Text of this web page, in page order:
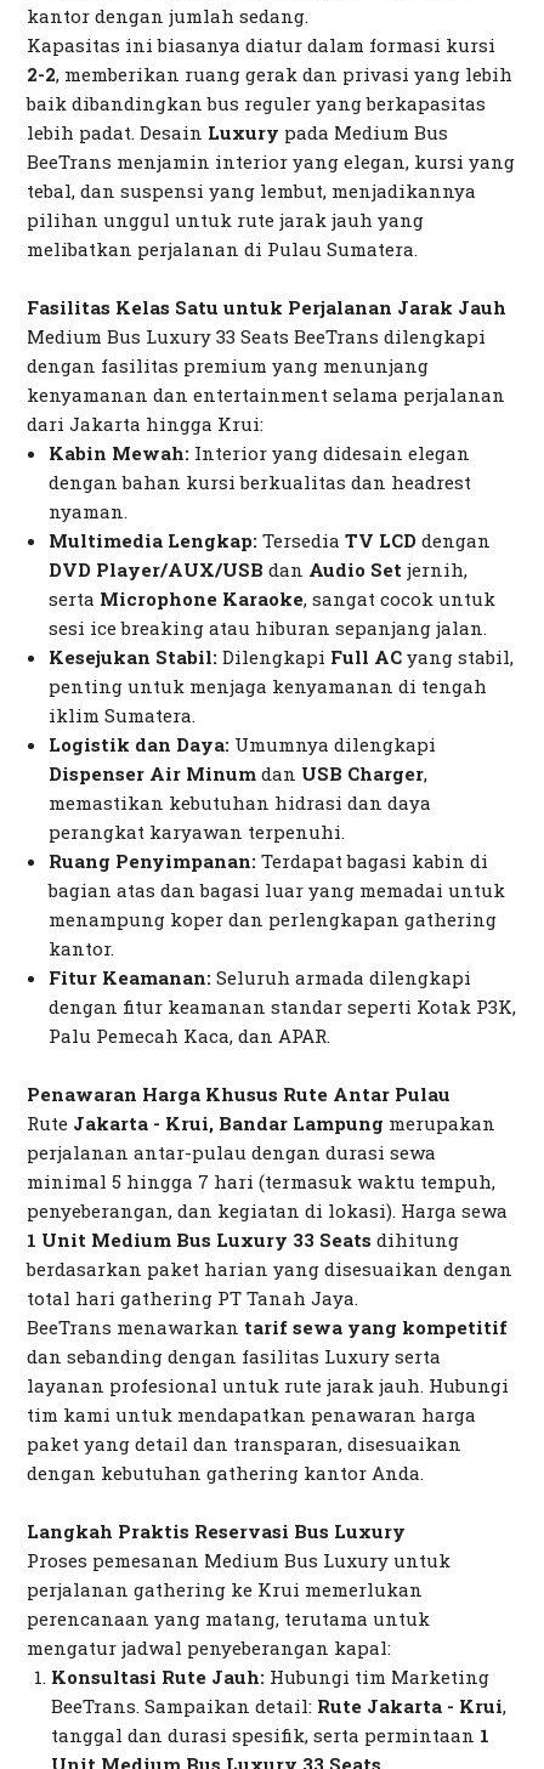
kantor dengan jumlah sedang.
Kapasitas ini biasanya diatur dalam formasi kursi
2-2, memberikan ruang gerak dan privasi yang lebih
baik dibandingkan bus reguler yang berkapasitas
lebih padat. Desain Luxury pada Medium Bus
BeeTrans menjamin interior yang elegan, kursi yang
tebal, dan suspensi yang lembut, menjadikannya
pilihan unggul untuk rute jarak jauh yang
melibatkan perjalanan di Pulau Sumatera.
Fasilitas Kelas Satu untuk Perjalanan Jarak Jauh
Medium Bus Luxury 33 Seats BeeTrans dilengkapi
dengan fasilitas premium yang menunjang
kenyamanan danentertainment selama perjalanan
dari Jakarta hingga Krui:
Kabin Mewah: Interior yang didesain elegan
dengan bahan kursi berkualitas dan headrest
nyaman.
Multimedia Lengkap: TersediaTV LCD dengan
DVD Player/AUX/USB dan Audio Set jernih,
serta Microphone Karaoke, sangat cocok untuk
sesi ice breaking atau hiburan sepanjang jalan.
Kesejukan Stabil: Dilengkapi Full AC yang stabil,
penting untuk menjaga kenyamanan di tengah
iklim Sumatera.
Logistik dan Daya: Umumnya dilengkapi
Dispenser Air Minum dan USB Charger,
memastikan kebutuhan hidrasi dan daya
perangkat karyawan terpenuhi.
Ruang Penyimpanan: Terdapat bagasi kabin di
bagian atas dan bagasi luar yang memadai untuk
menampung koper dan perlengkapangathering
kantor.
Fitur Keamanan: Seluruh armada dilengkapi
dengan fitur keamanan standar seperti Kotak P3K,
Palu Pemecah Kaca, dan APAR.
Penawaran Harga Khusus Rute Antar Pulau
Rute Jakarta - Krui, Bandar Lampung merupakan
perjalanan antar-pulau dengan durasi sewa
minimal 5 hingga 7 hari (termasuk waktu tempuh,
penyeberangan, dan kegiatan di lokasi). Harga sewa
1 Unit Medium Bus Luxury 33 Seats dihitung
berdasarkan paket harian yang disesuaikan dengan
total harigathering PT Tanah Jaya.
BeeTrans menawarkan tarif sewa yang kompetitif
dan sebanding dengan fasilitas Luxury serta
layanan profesional untuk rute jarak jauh. Hubungi
tim kami untuk mendapatkan penawaran harga
paket yang detail dan transparan, disesuaikan
dengan kebutuhangathering kantor Anda.
Langkah Praktis Reservasi Bus Luxury
Proses pemesanan Medium Bus Luxury untuk
perjalanangathering ke Krui memerlukan
perencanaan yang matang, terutama untuk
mengatur jadwal penyeberangan kapal:
Konsultasi Rute Jauh: Hubungi tim Marketing
BeeTrans. Sampaikan detail: Rute Jakarta - Krui,
tanggal dan durasi spesifik, serta permintaan 1
Unit Medium Bus Luxury 33 Seats